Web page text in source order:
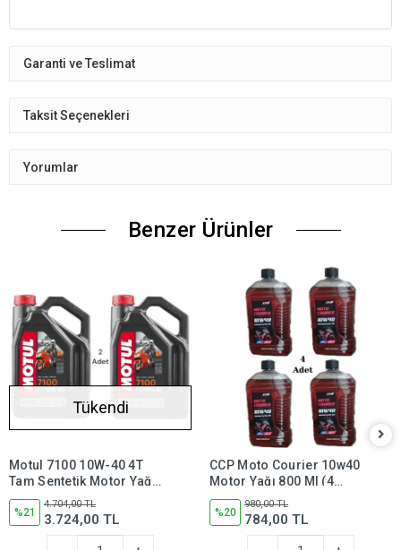
Garanti ve Teslimat
Taksit Seçenekleri
Yorumlar
Benzer Ürünler
Tükendi
Motul 7100 10W-40 4T
Tam Sentetik Motor Yağı
4 Litre (2 Adet)
%21
4.704,00 TL
3.724,00 TL
CCP Moto Courier 10w40
Motor Yağı 800 Ml (4
Adet)
%20
980,00 TL
784,00 TL